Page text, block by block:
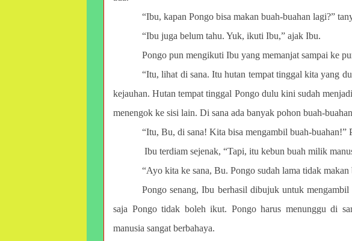
“Ibu, kapan Pongo bisa makan buah-buahan lagi?”
“Ibu juga belum tahu. Yuk, ikuti Ibu,” ajak Ibu.
Pongo pun mengikuti Ibu yang memanjat sampai ke
“Itu, lihat di sana. Itu hutan tempat tinggal kita yang
kejauhan. Hutan tempat tinggal Pongo dulu kini sudah
menengok ke sisi lain. Di sana ada banyak pohon buah-
“Itu, Bu, di sana! Kita bisa mengambil buah-buahan!”
Ibu terdiam sejenak, “Tapi, itu kebun buah milik
“Ayo kita ke sana, Bu. Pongo sudah lama tidak
Pongo senang, Ibu berhasil dibujuk untuk
saja Pongo tidak boleh ikut. Pongo harus menunggu di
manusia sangat berbahaya.